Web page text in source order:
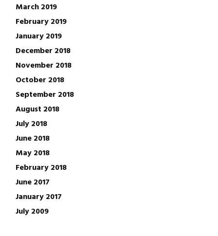
March 2019
February 2019
January 2019
December 2018
November 2018
October 2018
September 2018
August 2018
July 2018
June 2018
May 2018
February 2018
June 2017
January 2017
July 2009